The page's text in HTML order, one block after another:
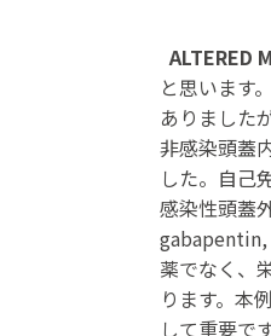
ALTERED
と思います
ありました
非感染頭蓋
した。自己
感染性頭蓋
薬でなく、
ります。本
して重要です